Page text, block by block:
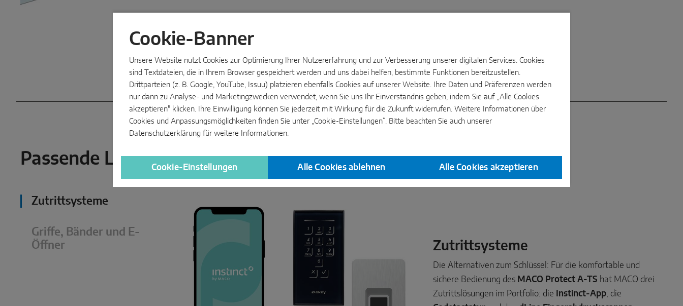
Passende Lösungen mit System
Zutrittsysteme
Griffe, Bänder und E-
Öffner
Zutrittsysteme
Die Alternativen zum Schlüssel: Für die komfortable und
sichere Bedienung des MACO Protect A-TS hat MACO drei
Zutrittslösungen im Portfolio: die
Instinct-App, die
Cookie-Banner
Unsere Website nutzt Cookies zur Optimierung Ihrer Nutzererfahrung und zur Verbesserung unserer digitalen Services. Cookies
sind Textdateien, die in Ihrem Browser gespeichert werden und uns dabei helfen, bestimmte Funktionen bereitzustellen.
Drittparteien (z. B. Google, YouTube, Issuu) platzieren ebenfalls Cookies auf unserer Website. Ihre Daten und Präferenzen werden
nur dann zu Analyse- und Marketingzwecken verwendet, wenn Sie uns Ihr Einverständnis geben, indem Sie auf „Alle Cookies
akzeptieren" klicken. Ihre Einwilligung können Sie jederzeit mit Wirkung für die Zukunft widerrufen. Weitere Informationen über
Cookies und Anpassungsmöglichkeiten finden Sie unter „Cookie-Einstellungen“. Bitte beachten Sie auch unserer
Datenschutzerklärung für weitere Informationen.
Cookie-Einstellungen Alle Cookies ablehnen Alle Cookies akzeptieren